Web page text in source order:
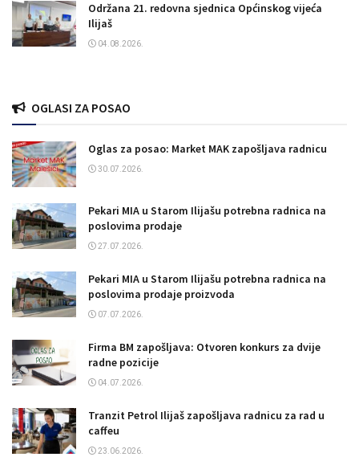
Održana 21. redovna sjednica Općinskog vijeća
Ilijaš
04.08.2026.
OGLASI ZA POSAO
Oglas za posao: Market MAK zapošljava radnicu
30.07.2026.
Pekari MIA u Starom Ilijašu potrebna radnica na
poslovima prodaje
27.07.2026.
Pekari MIA u Starom Ilijašu potrebna radnica na
poslovima prodaje proizvoda
07.07.2026.
Firma BM zapošljava: Otvoren konkurs za dvije
radne pozicije
04.07.2026.
Tranzit Petrol Ilijaš zapošljava radnicu za rad u
caffeu
23.06.2026.